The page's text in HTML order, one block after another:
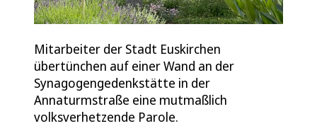
Mitarbeiter der Stadt Euskirchen
übertünchen auf einer Wand an der
Synagogengedenkstätte in der
Annaturmstraße eine mutmaßlich
volksverhetzende Parole.